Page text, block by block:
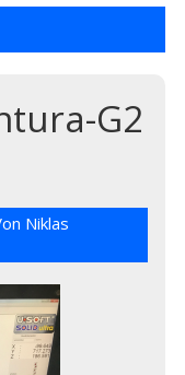
G2
Niklas